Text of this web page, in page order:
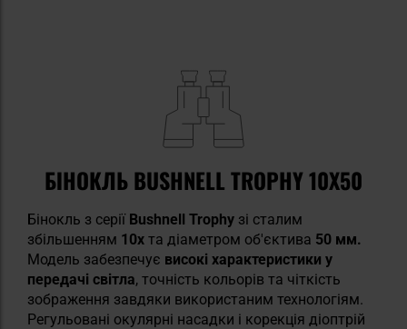
БІНОКЛЬ BUSHNELL TROPHY 10X50
Бінокль з серії Bushnell Trophy зі сталим
збільшенням 10x та діаметром об'єктива 50 мм.
Модель забезпечує високі характеристики у
передачі світла, точність кольорів та чіткість
зображення завдяки використаним технологіям.
Регульовані окулярні насадки і корекція діоптрій